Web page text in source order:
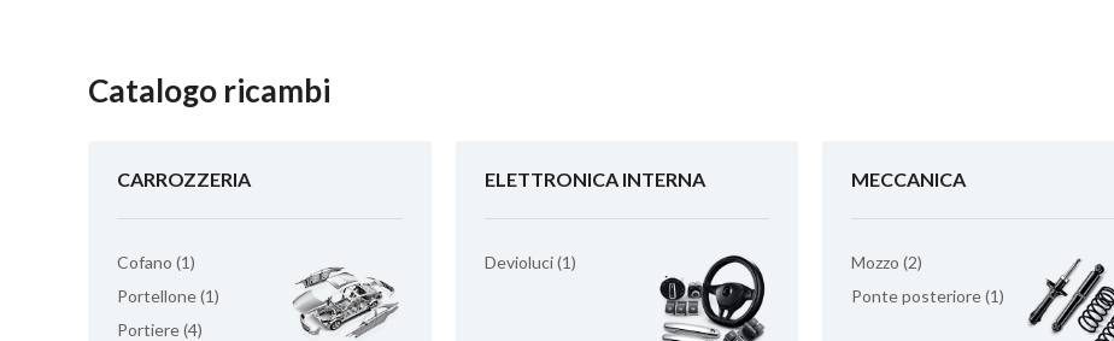
Catalogo ricambi
CARROZZERIA
Cofano (1)
Portellone (1)
Portiere (4)
ELETTRONICA INTERNA
Devioluci (1)
MECCANICA
Mozzo (2)
Ponte posteriore (1)